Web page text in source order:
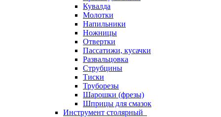
Кувалда
Молотки
Напильники
Ножницы
Отвертки
Пассатижи, кусачки
Развальцовка
Струбцины
Тиски
Труборезы
Шарошки (фрезы)
Шприцы для смазок
Инструмент столярный